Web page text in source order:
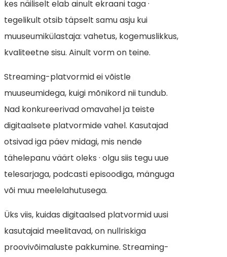
kes näiliselt elab ainult ekraani taga ·
tegelikult otsib täpselt samu asju kui
muuseumikülastaja: vahetus, kogemuslikkus,
kvaliteetne sisu. Ainult vorm on teine.
Streaming-platvormid ei võistle
muuseumidega, kuigi mõnikord nii tundub.
Nad konkureerivad omavahel ja teiste
digitaalsete platvormide vahel. Kasutajad
otsivad iga päev midagi, mis nende
tähelepanu väärt oleks · olgu siis tegu uue
telesarjaga, podcasti episoodiga, mänguga
või muu meelelahutusega.
Üks viis, kuidas digitaalsed platvormid uusi
kasutajaid meelitavad, on nullriskiga
proovivõimaluste pakkumine. Streaming-